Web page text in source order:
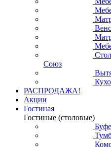
Союз
РАСПРОДАЖА!
Акции
Гостиная
Гостиные (столовые)